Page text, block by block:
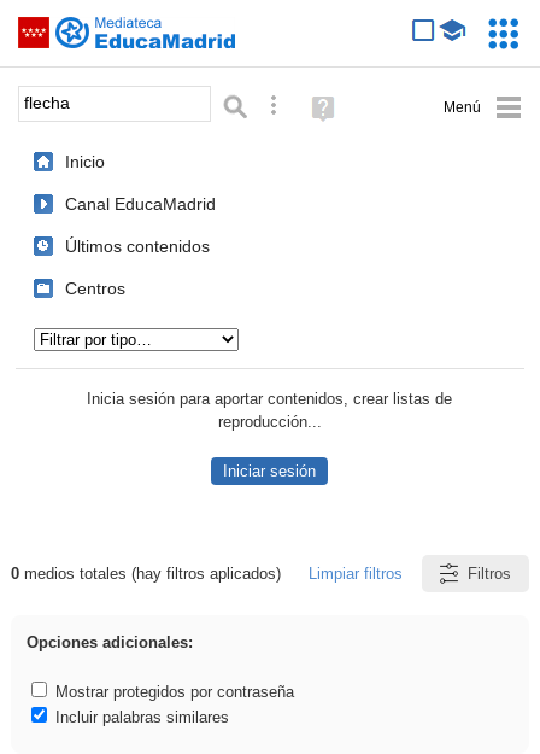
Saltar navegación
Palabra o frase: Búsqueda avanzada
Ayuda
(en
Inicio
Canal EducaMadrid
Últimos contenidos
Centros
Inicia sesión para aportar contenidos, crear listas de
reproducción...
Iniciar sesión
Resultados de: flecha
0medios totales (hay filtros aplicados) Limpiar filtros Filtros
Opciones adicionales:
Mostrar protegidos por contraseña
Incluir palabras similares